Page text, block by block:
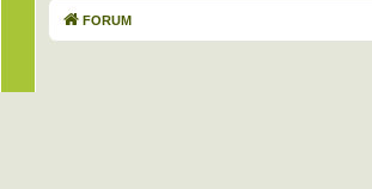
FORUM